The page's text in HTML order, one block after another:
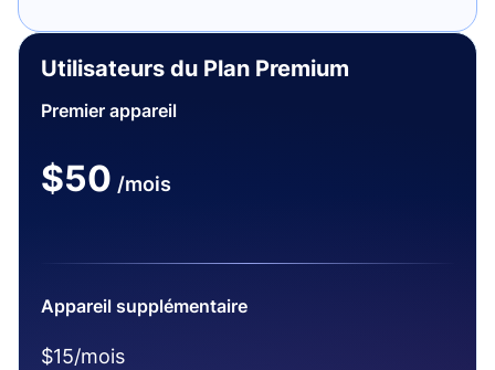
Utilisateurs du Plan Premium
Premier appareil
$50 /mois
Appareil supplémentaire
$15/mois